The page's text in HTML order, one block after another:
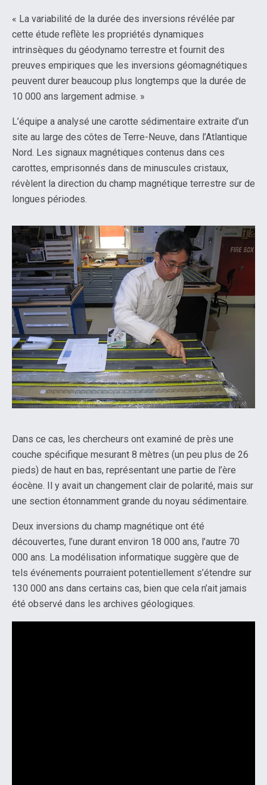
« La variabilité de la durée des inversions révélée par
cette étude reflète les propriétés dynamiques
intrinsèques du géodynamo terrestre et fournit des
preuves empiriques que les inversions géomagnétiques
peuvent durer beaucoup plus longtemps que la durée de
10 000 ans largement admise. »
L’équipe a analysé une carotte sédimentaire extraite d’un
site au large des côtes de Terre-Neuve, dans l’Atlantique
Nord. Les signaux magnétiques contenus dans ces
carottes, emprisonnés dans de minuscules cristaux,
révèlent la direction du champ magnétique terrestre sur de
longues périodes.
Dans ce cas, les chercheurs ont examiné de près une
couche spécifique mesurant 8 mètres (un peu plus de 26
pieds) de haut en bas, représentant une partie de l’ère
éocène. Il y avait un changement clair de polarité, mais sur
une section étonnamment grande du noyau sédimentaire.
Deux inversions du champ magnétique ont été
découvertes, l’une durant environ 18 000 ans, l’autre 70
000 ans. La modélisation informatique suggère que de
tels événements pourraient potentiellement s’étendre sur
130 000 ans dans certains cas, bien que cela n’ait jamais
été observé dans les archives géologiques.